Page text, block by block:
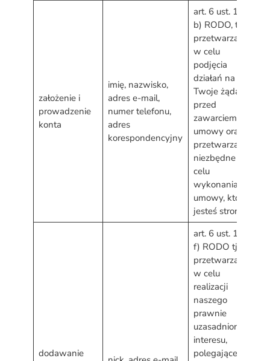
założenie i
prowadzenie
konta
imię, nazwisko,
adres e-mail,
numer telefonu,
adres
korespondencyjny
art. 6 ust. 1 lit.
b) RODO, tj.
przetwarzanie
w celu
podjęcia
działań na
Twoje żądanie,
przed
zawarciem
umowy oraz
przetwarzanie
niezbędne w
celu
wykonania
umowy, której
jesteś stroną
dodawanie
art. 6 ust. 1 lit.
f) RODO tj.
przetwarzanie
w celu
realizacji
naszego
prawnie
uzasadnionego
interesu,
polegającego